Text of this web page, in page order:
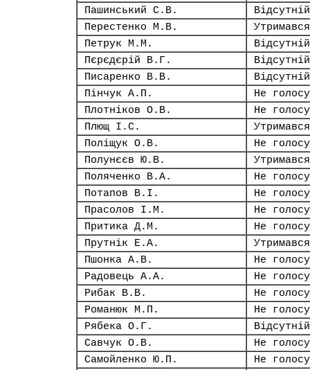
Пашинський С.В.
Відсутній
Перестенко М.В.
Утримався
Петрук М.М.
Відсутній
Пєрєдєрій В.Г.
Відсутній
Писаренко В.В.
Відсутній
Пінчук А.П.
Не
Плотніков О.В.
Не
Плющ І.С.
Утримався
Поліщук О.В.
Не
Полунєєв Ю.В.
Утримався
Поляченко В.А.
Не
Потапов В.І.
Не
Прасолов І.М.
Не
Притика Д.М.
Не
Прутнік Е.А.
Утримався
Пшонка А.В.
Не
Радовець А.А.
Не
Рибак В.В.
Не
Романюк М.П.
Не
Рябека О.Г.
Відсутній
Савчук О.В.
Не
Самойленко Ю.П.
Не